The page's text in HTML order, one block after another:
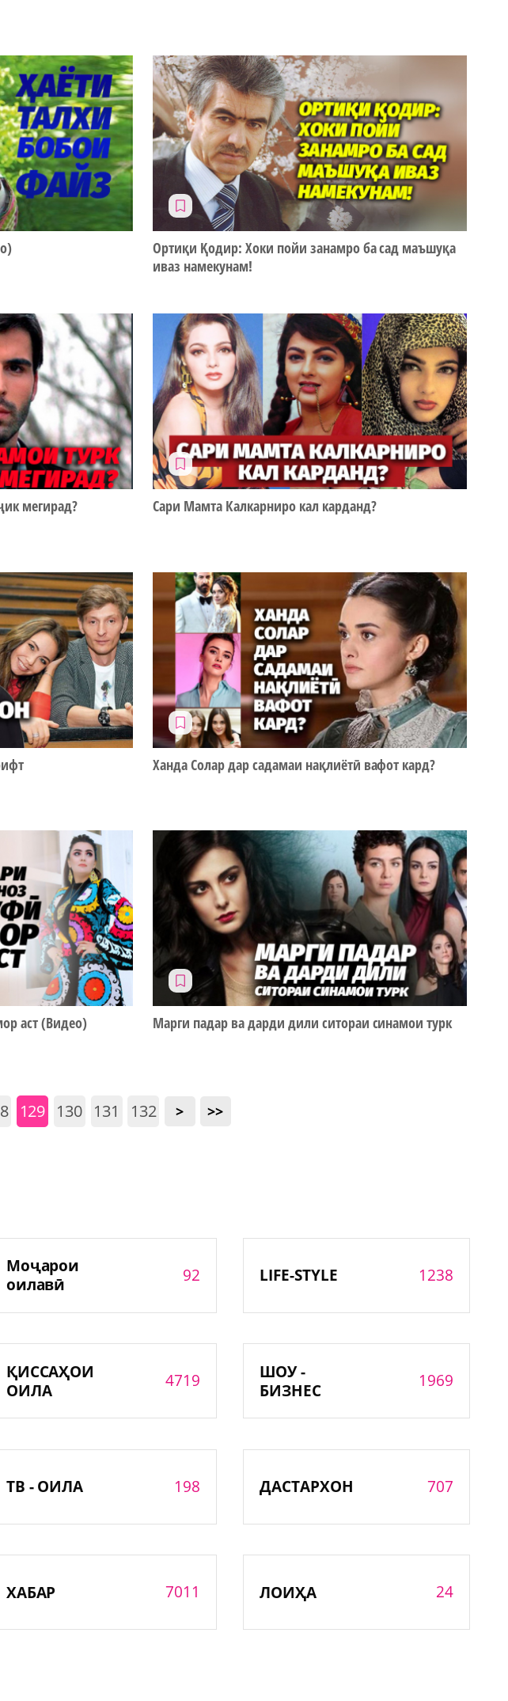
Ортиқи Қодир: Хоки пойи занамро ба сад маъшуқа
иваз намекунам!
мегирад? Сари Мамта Калкарниро кал карданд?
Ханда Солар дар садамаи нақлиётӣ вафот кард?
аст (Видео) Марги падар ва дарди дили ситораи синамои турк
129 130 131 132 > >>
Моҷарои
оилавӣ
92 LIFE-STYLE 1238
ҚИССАҲОИ
ОИЛА
4719
ШОУ -
БИЗНЕС
1969
ТВ - ОИЛА 198 ДАСТАРХОН 707
ХАБАР 7011 ЛОИҲА 24